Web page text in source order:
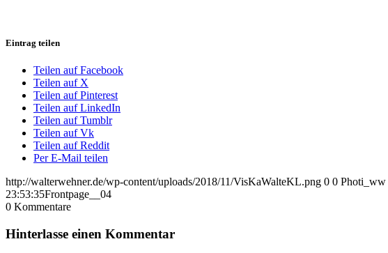
Eintrag teilen
Teilen auf Facebook
Teilen auf X
Teilen auf Pinterest
Teilen auf LinkedIn
Teilen auf Tumblr
Teilen auf Vk
Teilen auf Reddit
Per E-Mail teilen
http://walterwehner.de/wp-content/uploads/2018/11/VisKaWalteKL.png 0 0 Photi_ww
23:53:35Frontpage__04
0 Kommentare
Hinterlasse einen Kommentar